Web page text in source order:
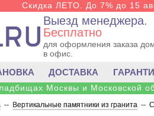
Скидка ЛЕТО. До 7% до 15
Выезд менеджера.
Бесплатно
для оформления заказа
в офис.
ДОСТАВКА
Москвы и Московской
-- Вертикальные памятники из гранита --